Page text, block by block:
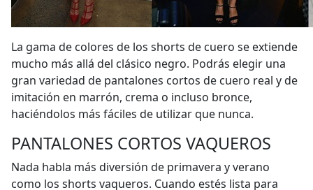
La gama de colores de los shorts de cuero se extiende
mucho más allá del clásico negro. Podrás elegir una
gran variedad de pantalones cortos de cuero real y de
imitación en marrón, crema o incluso bronce,
haciéndolos más fáciles de utilizar que nunca.
PANTALONES CORTOS VAQUEROS
Nada habla más diversión de primavera y verano
como los shorts vaqueros. Cuando estés lista para